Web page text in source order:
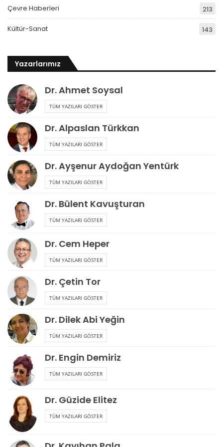
Çevre Haberleri 213
Kültür-Sanat 143
Yazarlarımız
Dr. Ahmet Soysal
TÜM YAZILARI GÖSTER
Dr. Alpaslan Türkkan
TÜM YAZILARI GÖSTER
Dr. Ayşenur Aydoğan Yentürk
TÜM YAZILARI GÖSTER
Dr. Bülent Kavuşturan
TÜM YAZILARI GÖSTER
Dr. Cem Heper
TÜM YAZILARI GÖSTER
Dr. Çetin Tor
TÜM YAZILARI GÖSTER
Dr. Dilek Abi Yeğin
TÜM YAZILARI GÖSTER
Dr. Engin Demiriz
TÜM YAZILARI GÖSTER
Dr. Güzide Elitez
TÜM YAZILARI GÖSTER